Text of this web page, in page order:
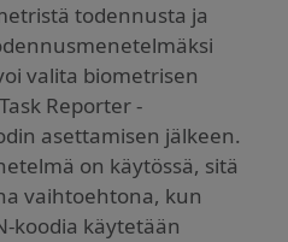
todennusta ja
valita biometrisen
Reporter -
asettamisen jälkeen.
on käytössä, sitä
vaihtoehtona, kun
koodia käytetään